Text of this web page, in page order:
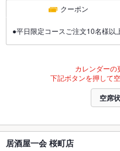
クーポン
●平日限定コースご注文10名様
カレンダーの
下記ボタンを押して
空席
居酒屋一会 桜町店